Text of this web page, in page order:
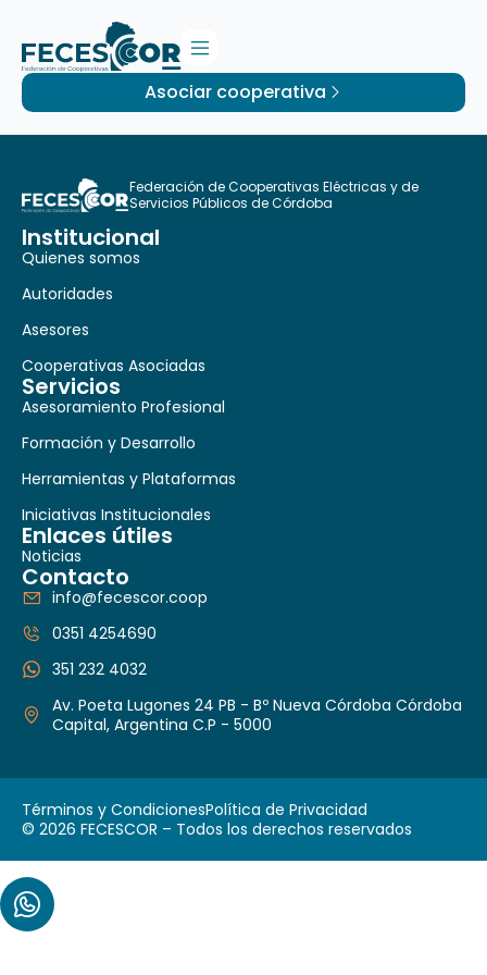
Asociar cooperativa
Federación de Cooperativas Eléctricas y de
Servicios Públicos de Córdoba
Institucional
Quienes somos
Autoridades
Asesores
Cooperativas Asociadas
Servicios
Asesoramiento Profesional
Formación y Desarrollo
Herramientas y Plataformas
Iniciativas Institucionales
Enlaces útiles
Noticias
Contacto
info@fecescor.coop
0351 4254690
351 232 4032
Av. Poeta Lugones 24 PB - Bº Nueva Córdoba Córdoba
Capital, Argentina C.P - 5000
© 2026 FECESCOR – Todos los derechos reservados
Términos y CondicionesPolítica de Privacidad